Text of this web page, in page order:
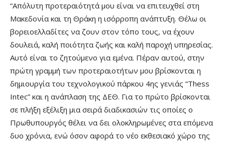
“Απόλυτη προτεραιότητά μου είναι να επιτευχθεί στη
Μακεδονία και τη Θράκη η ισόρροπη ανάπτυξη. Θέλω οι
βορειοελλαδίτες να ζουν στον τόπο τους, να έχουν
δουλειά, καλή ποιότητα ζωής και καλή παροχή υπηρεσίας.
Αυτό είναι το ζητούμενο για εμένα. Πέραν αυτού, στην
πρώτη γραμμή των προτεραιοτήτων μου βρίσκονται η
δημιουργία του τεχνολογικού πάρκου 4ης γενιάς “Thess
Intec” και η ανάπλαση της ΔΕΘ. Για το πρώτο βρίσκονται
σε πλήξη εξέλιξη μια σειρά διαδικασιών τις οποίες ο
Πρωθυπουργός θέλει να δει ολοκληρωμένες στα επόμενα
δυο χρόνια, ενώ όσον αφορά το νέο εκθεσιακό χώρο της